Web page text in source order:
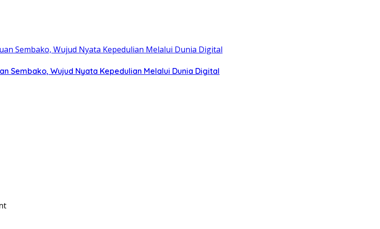
Sembako, Wujud Nyata Kepedulian Melalui Dunia Digital